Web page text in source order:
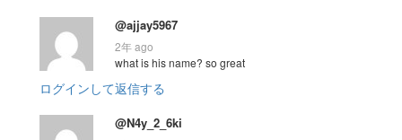
@ajjay5967
2年 ago
what is his name? so great
ログインして返信する
@N4y_2_6ki